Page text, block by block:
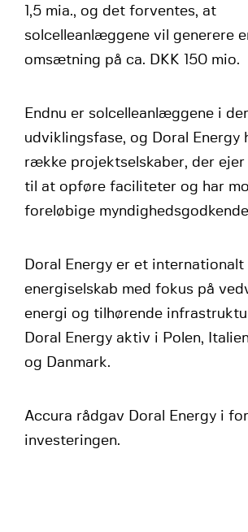
1,5 mia., og det forventes, at
solcelleanlæggene vil generere
omsætning på ca. DKK 150 mio.
Endnu er solcelleanlæggene i
udviklingsfase, og Doral Energy
række projektselskaber, der
til at opføre faciliteter og har
foreløbige
Doral Energy er et internationalt
energiselskab med fokus på
energi og tilhørende
Doral Energy aktiv i Polen,
og Danmark.
Accura rådgav Doral Energy i
investeringen.